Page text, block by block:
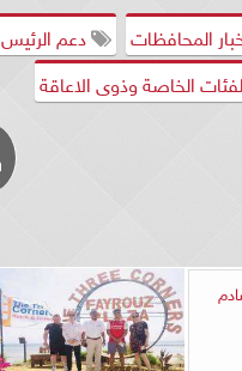
المحافظات دعم الرئيس
الخاصة وذوى الاعاقة